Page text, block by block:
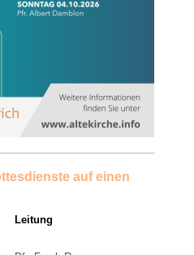
auf einen
Leitung